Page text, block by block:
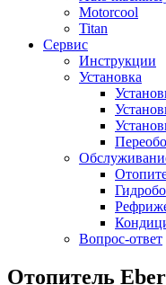
Motorcool
Titan
Сервис
Инструкции
Установка
Вопрос-ответ
Отопитель